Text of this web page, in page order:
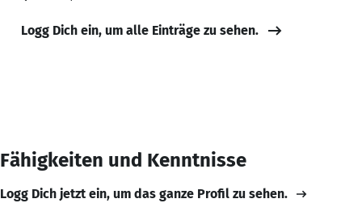
Logg Dich ein, um alle Einträge zu sehen.
Fähigkeiten und Kenntnisse
Logg Dich jetzt ein, um das ganze Profil zu sehen.